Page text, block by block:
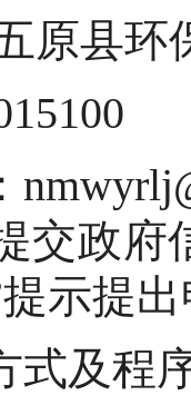
原县环
交政府
示提
式及程